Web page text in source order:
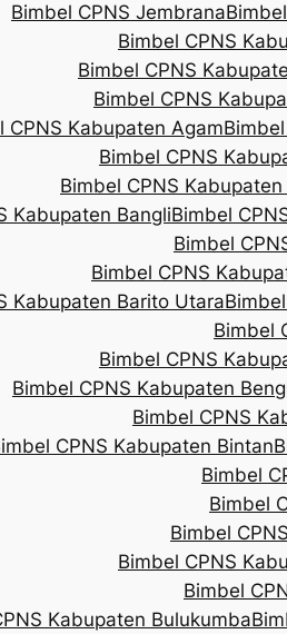
Bimbel CPNS Jembrana
Bimbel CPNS
Bimbel CPNS
Bimbel CPNS
CPNS Kabupaten Agam
Bimbel CPNS
Bimbel CPNS
Kabupaten BangliBimbel
Bimbel
Bimbel CPNS
Kabupaten Barito Utara
Bimbel
Bimbel CPNS
Bimbel CPNS Kabupaten
Bimbel CPNS
CPNS Kabupaten Bintan
Bimbel
Bimbel
Bimbel
Bimbel CPNS
Bimbel
Kabupaten Bulukumba